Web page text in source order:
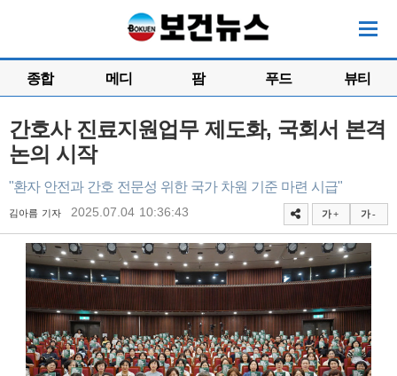
종합 메디 팜 푸드 뷰티
간호사 진료지원업무 제도화, 국회서 본격
논의 시작
"환자 안전과 간호 전문성 위한 국가 차원 기준 마련 시급"
김아름 기자 2025.07.04 10:36:43 가 + 가 -